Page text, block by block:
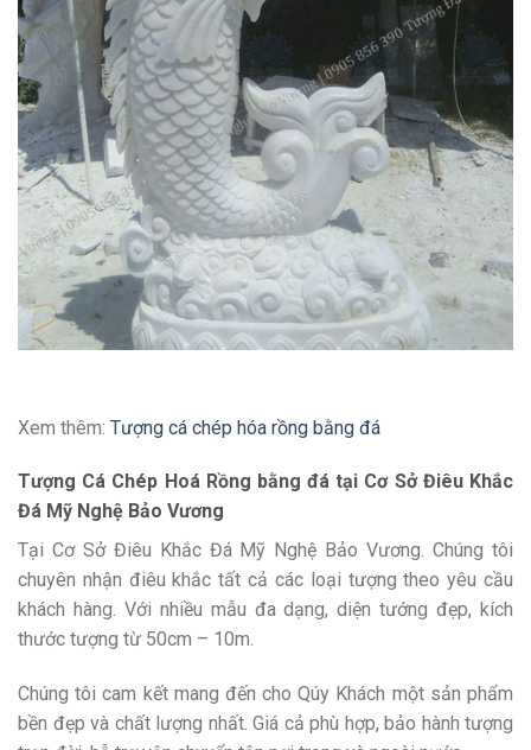
Xem thêm: Tượng cá chép hóa rồng bằng đá
Tượng Cá Chép Hoá Rồng bằng đá tại Cơ Sở Điêu Khắc
Đá Mỹ Nghệ Bảo Vương
Tại Cơ Sở Điêu Khắc Đá Mỹ Nghệ Bảo Vương. Chúng tôi
chuyên nhận điêu khắc tất cả các loại tượng theo yêu cầu
khách hàng. Với nhiều mẫu đa dạng, diện tướng đẹp, kích
thước tượng từ 50cm – 10m.
Chúng tôi cam kết mang đến cho Qúy Khách một sản phẩm
bền đẹp và chất lượng nhất. Giá cả phù hợp, bảo hành tượng